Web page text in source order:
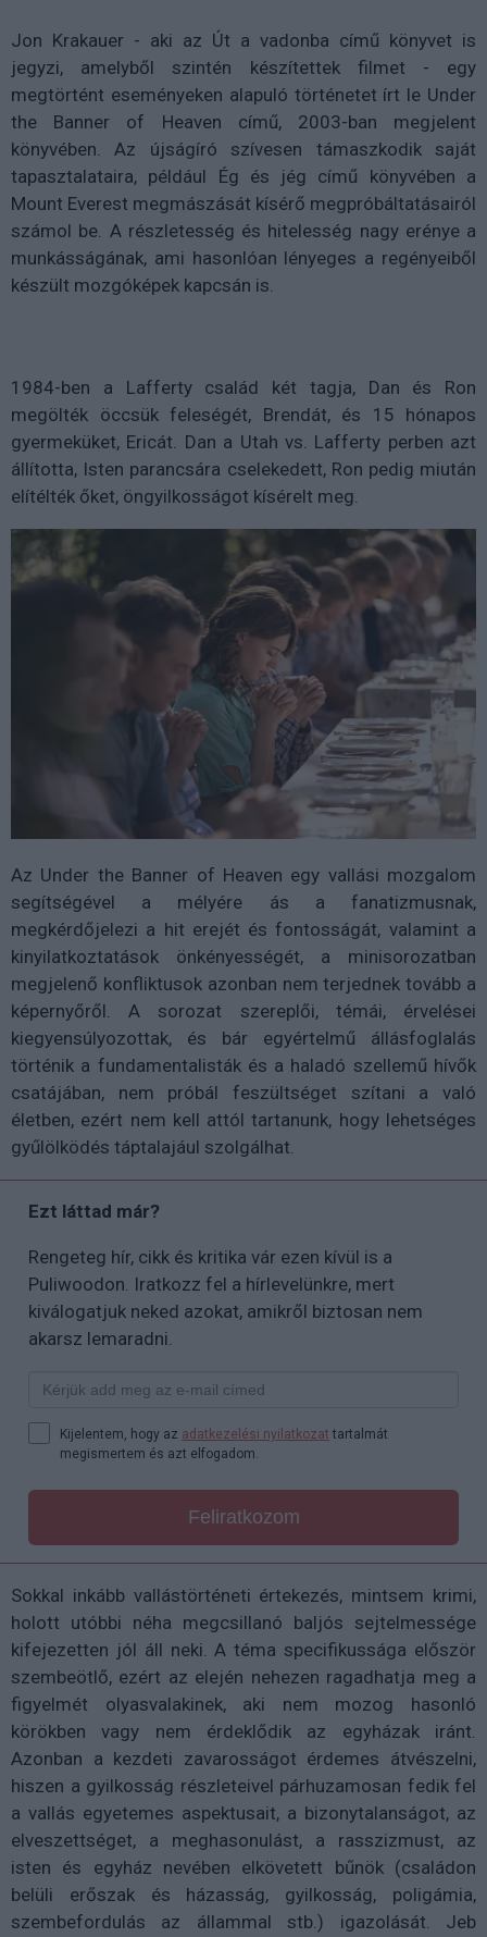
Jon Krakauer - aki az Út a vadonba című könyvet is
jegyzi, amelyből szintén készítettek filmet - egy
megtörtént eseményeken alapuló történetet írt le Under
the Banner of Heaven című, 2003-ban megjelent
könyvében. Az újságíró szívesen támaszkodik saját
tapasztalataira, például Ég és jég című könyvében a
Mount Everest megmászását kísérő megpróbáltatásairól
számol be. A részletesség és hitelesség nagy erénye a
munkásságának, ami hasonlóan lényeges a regényeiből
készült mozgóképek kapcsán is.
1984-ben a Lafferty család két tagja, Dan és Ron
megölték öccsük feleségét, Brendát, és 15 hónapos
gyermeküket, Ericát. Dan a Utah vs. Lafferty perben azt
állította, Isten parancsára cselekedett, Ron pedig miután
elítélték őket, öngyilkosságot kísérelt meg.
Az Under the Banner of Heaven egy vallási mozgalom
segítségével a mélyére ás a fanatizmusnak,
megkérdőjelezi a hit erejét és fontosságát, valamint a
kinyilatkoztatások önkényességét, a minisorozatban
megjelenő konfliktusok azonban nem terjednek tovább a
képernyőről. A sorozat szereplői, témái, érvelései
kiegyensúlyozottak, és bár egyértelmű állásfoglalás
történik a fundamentalisták és a haladó szellemű hívők
csatájában, nem próbál feszültséget szítani a való
életben, ezért nem kell attól tartanunk, hogy lehetséges
gyűlölködés táptalajául szolgálhat.
Ezt láttad már?
Rengeteg hír, cikk és kritika vár ezen kívül is a
Puliwoodon. Iratkozz fel a hírlevelünkre, mert
kiválogatjuk neked azokat, amikről biztosan nem
akarsz lemaradni.
Kijelentem, hogy az adatkezelési nyilatkozat tartalmát
megismertem és azt elfogadom.
Feliratkozom
Sokkal inkább vallástörténeti értekezés, mintsem krimi,
holott utóbbi néha megcsillanó baljós sejtelmessége
kifejezetten jól áll neki. A téma specifikussága először
szembeötlő, ezért az elején nehezen ragadhatja meg a
figyelmét olyasvalakinek, aki nem mozog hasonló
körökben vagy nem érdeklődik az egyházak iránt.
Azonban a kezdeti zavarosságot érdemes átvészelni,
hiszen a gyilkosság részleteivel párhuzamosan fedik fel
a vallás egyetemes aspektusait, a bizonytalanságot, az
elveszettséget, a meghasonulást, a rasszizmust, az
isten és egyház nevében elkövetett bűnök (családon
belüli erőszak és házasság, gyilkosság, poligámia,
szembefordulás az állammal stb.) igazolását. Jeb